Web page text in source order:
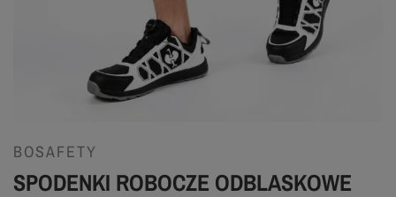
BOSAFETY
SPODENKI ROBOCZE ODBLASKOWE